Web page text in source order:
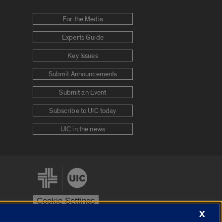
For the Media
Experts Guide
Key Issues
Submit Announcements
Submit an Event
Subscribe to UIC today
UIC in the news
Cookie Settings
X